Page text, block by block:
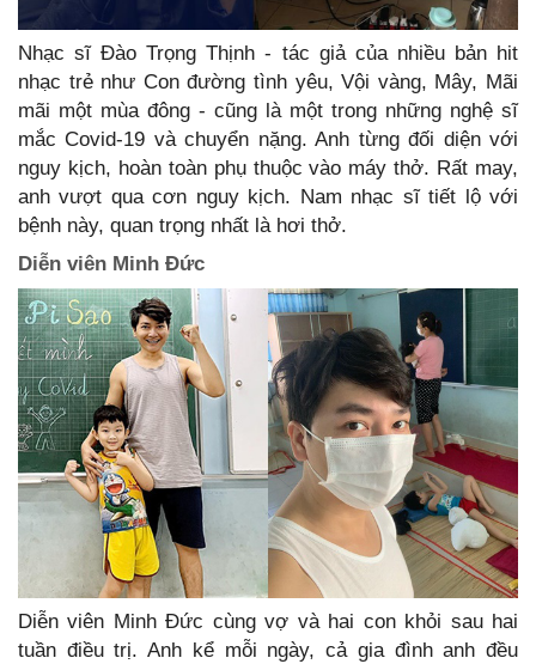
Nhạc sĩ Đào Trọng Thịnh - tác giả của nhiều bản hit
nhạc trẻ như Con đường tình yêu, Vội vàng, Mây, Mãi
mãi một mùa đông - cũng là một trong những nghệ sĩ
mắc Covid-19 và chuyển nặng. Anh từng đối diện với
nguy kịch, hoàn toàn phụ thuộc vào máy thở. Rất may,
anh vượt qua cơn nguy kịch. Nam nhạc sĩ tiết lộ với
bệnh này, quan trọng nhất là hơi thở.
Diễn viên Minh Đức
Diễn viên Minh Đức cùng vợ và hai con khỏi sau hai
tuần điều trị. Anh kể mỗi ngày, cả gia đình anh đều